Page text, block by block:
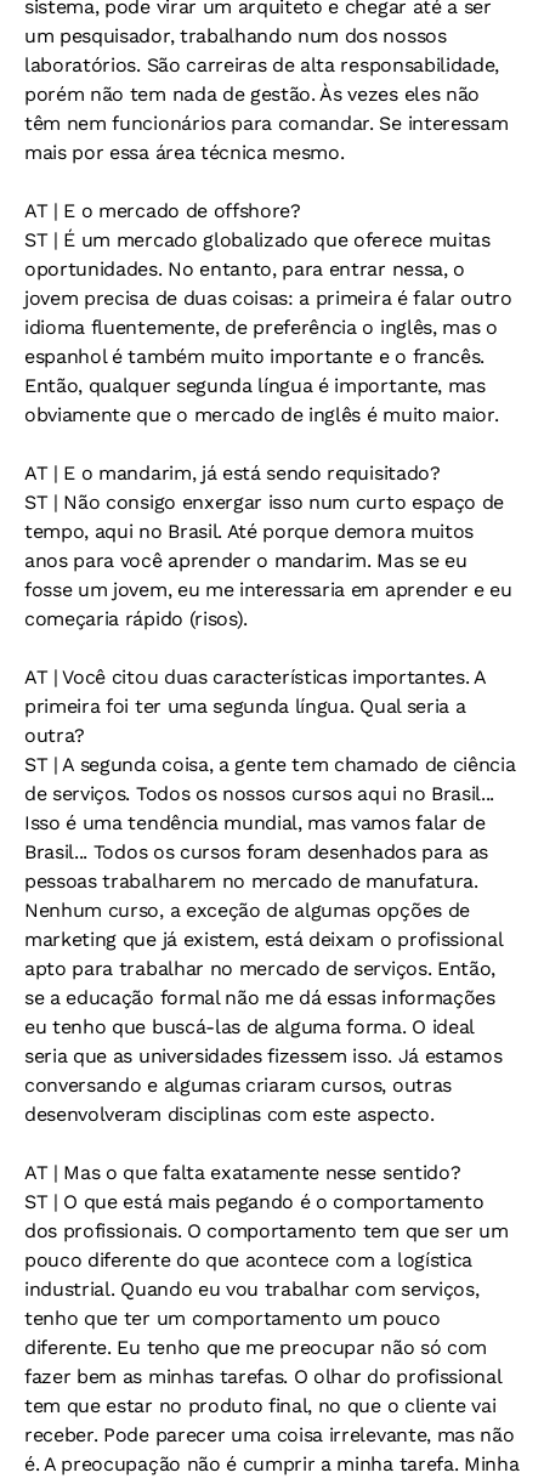
sistema, pode virar um arquiteto e chegar até a ser
um pesquisador, trabalhando num dos nossos
laboratórios. São carreiras de alta responsabilidade,
porém não tem nada de gestão. Às vezes eles não
têm nem funcionários para comandar. Se interessam
mais por essa área técnica mesmo.
AT| E o mercado de offshore?
ST| É um mercado globalizado que oferece muitas
oportunidades. No entanto, para entrar nessa, o
jovem precisa de duas coisas: a primeira é falar outro
idioma fluentemente, de preferência o inglês, mas o
espanhol é também muito importante e o francês.
Então, qualquer segunda língua é importante, mas
obviamente que o mercado de inglês é muito maior.
AT| E o mandarim, já está sendo requisitado?
ST| Não consigo enxergar isso num curto espaço de
tempo, aqui no Brasil. Até porque demora muitos
anos para você aprender o mandarim. Mas se eu
fosse um jovem, eu me interessaria em aprender e eu
começaria rápido (risos).
AT| Você citou duas características importantes. A
primeira foi ter uma segunda língua. Qual seria a
outra?
ST| A segunda coisa, a gente tem chamado de ciência
de serviços. Todos os nossos cursos aqui no Brasil...
Isso é uma tendência mundial, mas vamos falar de
Brasil... Todos os cursos foram desenhados para as
pessoas trabalharem no mercado de manufatura.
Nenhum curso, a exceção de algumas opções de
marketing que já existem, está deixam o profissional
apto para trabalhar no mercado de serviços. Então,
se a educação formal não me dá essas informações
eu tenho que buscá-las de alguma forma. O ideal
seria que as universidades fizessem isso. Já estamos
conversando e algumas criaram cursos, outras
desenvolveram disciplinas com este aspecto.
AT| Mas o que falta exatamente nesse sentido?
ST| O que está mais pegando é o comportamento
dos profissionais. O comportamento tem que ser um
pouco diferente do que acontece com a logística
industrial. Quando eu vou trabalhar com serviços,
tenho que ter um comportamento um pouco
diferente. Eu tenho que me preocupar não só com
fazer bem as minhas tarefas. O olhar do profissional
tem que estar no produto final, no que o cliente vai
receber. Pode parecer uma coisa irrelevante, mas não
é. A preocupação não é cumprir a minha tarefa. Minha